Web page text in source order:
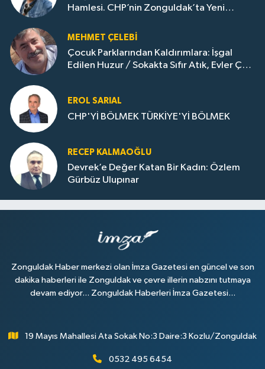
Hamlesi. CHP’nin Zonguldak’ta Yeni
MEHMET ÇELEBI
Çocuk Parklarından Kaldırımlara: İşgal
Edilen Huzur / Sokakta Sıfır Atık, Evler Çöp
EROL SARIAL
CHP'Yİ BÖLMEK TÜRKİYE'Yİ BÖLMEK
RECEP KALMAOĞLU
Devrek’e Değer Katan Bir Kadın: Özlem
Gürbüz Ulupınar
Zonguldak Haber merkezi olan İmza Gazetesi en güncel ve son
dakika haberleri ile Zonguldak ve çevre illerin nabzını tutmaya
devam ediyor... Zonguldak Haberleri İmza Gazetesi...
19 Mayıs Mahallesi Ata Sokak No:3 Daire:3 Kozlu/Zonguldak
0532 495 6454